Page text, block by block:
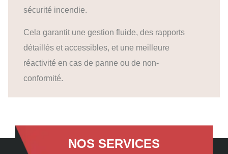
sécurité incendie.
Cela garantit une gestion fluide, des rapports
détaillés et accessibles, et une meilleure
réactivité en cas de panne ou de non-
conformité.
NOS SERVICES